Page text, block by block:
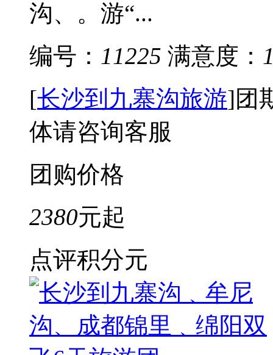
沟、。游“...
编号： 11225 满意度：
[长沙到九寨沟旅游]团
体请咨询客服
团购价格
2380元起
点评积分元